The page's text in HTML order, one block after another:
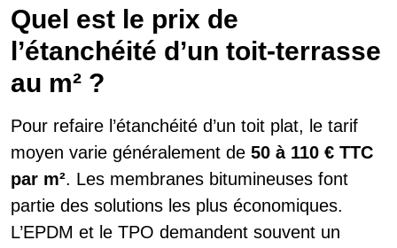
Quel est le prix de
l’étanchéité d’un toit-terrasse
au m² ?
Pour refaire l’étanchéité d’un toit plat, le tarif
moyen varie généralement de 50 à 110 € TTC
par m². Les membranes bitumineuses font
partie des solutions les plus économiques.
L’EPDM et le TPO demandent souvent un